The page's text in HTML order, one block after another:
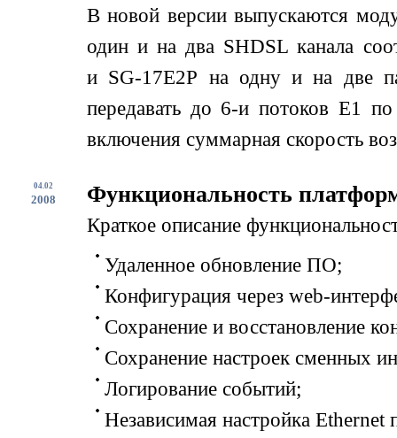
В новой версии выпускаются
один и на два SHDSL канала
и SG-17E2P на одну и на две
передавать до 6-и потоков E1
включения суммарная скорость
04.02
2008 Функциональность
Краткое описание
Удаленное обновление ПО;
Конфигурация через web-
Сохранение и восстановление
Сохранение настроек сменных
Логирование событий;
Независимая настройка Ethernet